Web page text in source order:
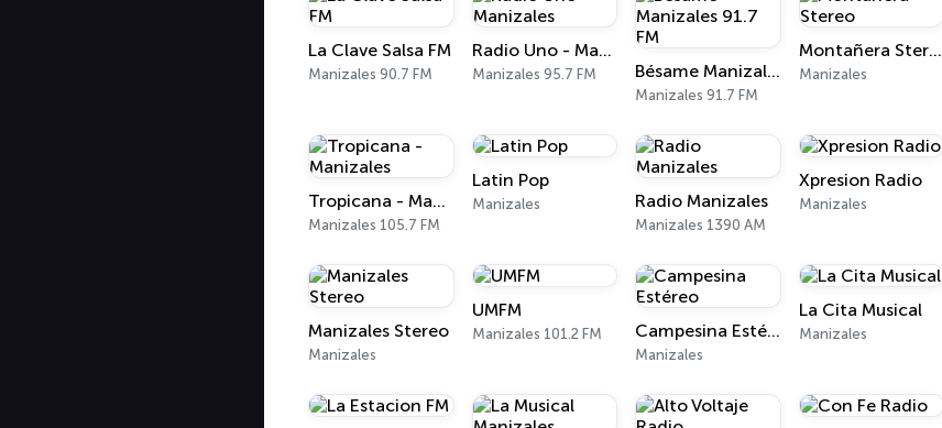
La Clave Salsa FM
Manizales 90.7 FM
Radio Uno - Manizales
Manizales 95.7 FM Bésame Manizales 91.7 FM
Manizales 91.7 FM
Montañera Stereo
Manizales
Tropicana - Manizales
Manizales 105.7 FM
Latin Pop
Manizales Radio Manizales
Manizales 1390 AM
Xpresion Radio
Manizales
Manizales Stereo
Manizales
UMFM
Manizales 101.2 FM Campesina Estéreo
Manizales
La Cita Musical
Manizales